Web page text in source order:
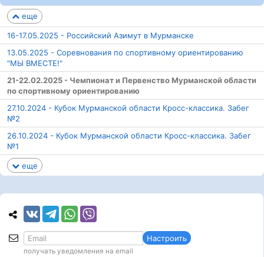
еще
16-17.05.2025 - Российский Азимут в Мурманске
13.05.2025 - Соревнования по спортивному ориентированию
"МЫ ВМЕСТЕ!"
21-22.02.2025 - Чемпионат и Первенство Мурманской области
по спортивному ориентированию
27.10.2024 - Кубок Мурманской области Кросс-классика. Забег
№2
26.10.2024 - Кубок Мурманской области Кросс-классика. Забег
№1
еще
Настроить
получать уведомления на email